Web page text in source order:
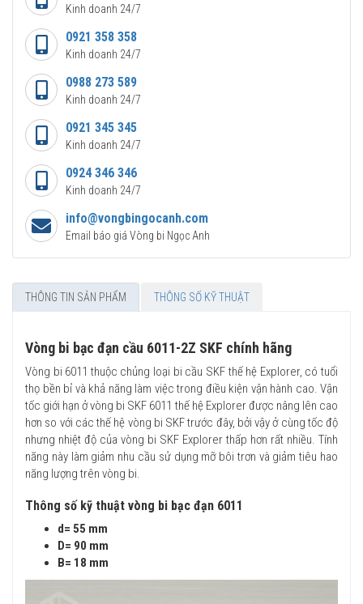
Kinh doanh 24/7
0921 358 358
Kinh doanh 24/7
0988 273 589
Kinh doanh 24/7
0921 345 345
Kinh doanh 24/7
0924 346 346
Kinh doanh 24/7
info@vongbingocanh.com
Email báo giá Vòng bi Ngọc Anh
THÔNG TIN SẢN PHẨM THÔNG SỐ KỸ THUẬT
Vòng bi bạc đạn cầu 6011-2Z SKF chính hãng
Vòng bi 6011 thuộc chủng loại bi cầu SKF thế hệ Explorer, có tuổi
thọ bền bỉ và khả năng làm việc trong điều kiện vận hành cao. Vận
tốc giới hạn ở vòng bi SKF 6011 thế hệ Explorer được nâng lên cao
hơn so với các thế hệ vòng bi SKF trước đây, bởi vậy ở cùng tốc độ
nhưng nhiệt độ của vòng bi SKF Explorer thấp hơn rất nhiều. Tính
năng này làm giảm nhu cầu sử dụng mỡ bôi trơn và giảm tiêu hao
năng lượng trên vòng bi.
Thông số kỹ thuật vòng bi bạc đạn 6011
d= 55 mm
D= 90 mm
B= 18 mm